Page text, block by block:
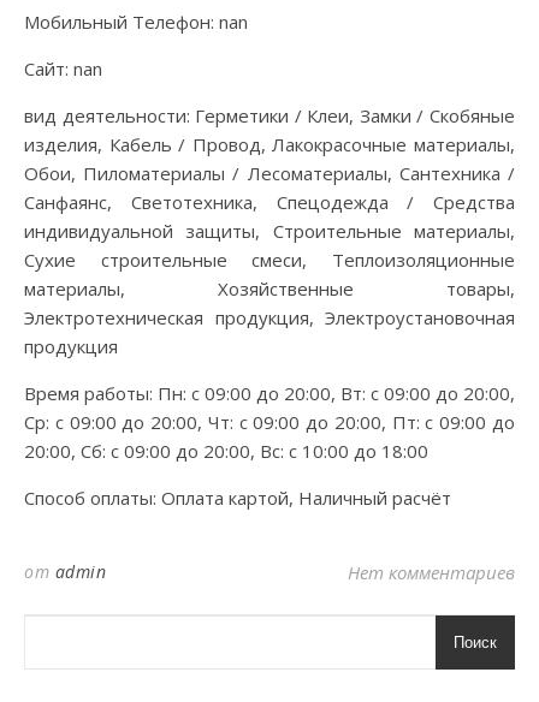
Мобильный Телефон: nan
Сайт: nan
вид деятельности: Герметики / Клеи, Замки / Скобяные
изделия, Кабель / Провод, Лакокрасочные материалы,
Обои, Пиломатериалы / Лесоматериалы, Сантехника /
Санфаянс, Светотехника, Спецодежда / Средства
индивидуальной защиты, Строительные материалы,
Сухие строительные смеси, Теплоизоляционные
материалы, Хозяйственные товары,
Электротехническая продукция, Электроустановочная
продукция
Время работы: Пн: с 09:00 до 20:00, Вт: с 09:00 до 20:00,
Ср: с 09:00 до 20:00, Чт: с 09:00 до 20:00, Пт: с 09:00 до
20:00, Сб: с 09:00 до 20:00, Вс: с 10:00 до 18:00
Способ оплаты: Оплата картой, Наличный расчёт
от admin Нет комментариев
Поиск